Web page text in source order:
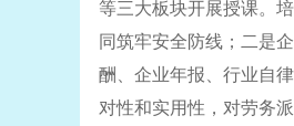
等三大板块开展授课。
同筑牢安全防线；二是
酬、企业年报、行业自
对性和实用性，对劳务